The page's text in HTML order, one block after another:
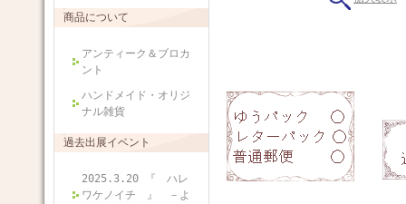
商品について
アンティーク＆ブロカ
ント
ハンドメイド・オリジ
ナル雑貨
過去出展イベント
2025.3.20 『 ハレ
ワケノイチ 』 －よ